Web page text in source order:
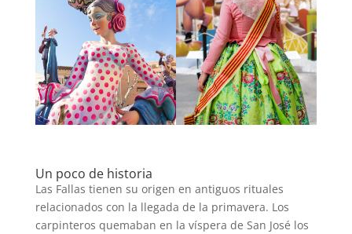
Un poco de historia
Las Fallas tienen su origen en antiguos rituales
relacionados con la llegada de la primavera. Los
carpinteros quemaban en la víspera de San José los